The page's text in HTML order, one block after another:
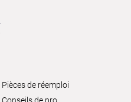
Pièces de réemploi